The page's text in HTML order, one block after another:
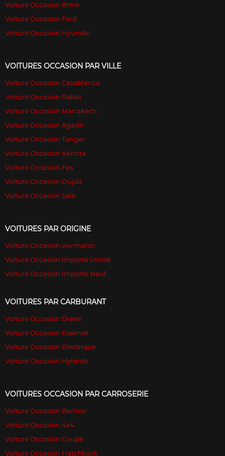
Voiture Occasion Bmw
Voiture Occasion Ford
Voiture Occasion Hyundai
VOITURES OCCASION PAR VILLE
Voiture Occasion Casablanca
Voiture Occasion Rabat
Voiture Occasion Marrakech
Voiture Occasion Agadir
Voiture Occasion Tanger
Voiture Occasion Kénitra
Voiture Occasion Fès
Voiture Occasion Oujda
Voiture Occasion Sale
VOITURES PAR ORIGINE
Voiture Occasion ww maroc
Voiture Occasion Importé Utilisé
Voiture Occasion Importé Neuf
VOITURES PAR CARBURANT
Voiture Occasion Diesel
Voiture Occasion Essence
Voiture Occasion Electrique
Voiture Occasion Hybride
VOITURES OCCASION PAR CARROSERIE
Voiture Occasion Berline
Voiture Occasion 4x4
Voiture Occasion Coupé
Voiture Occasion Hatchback